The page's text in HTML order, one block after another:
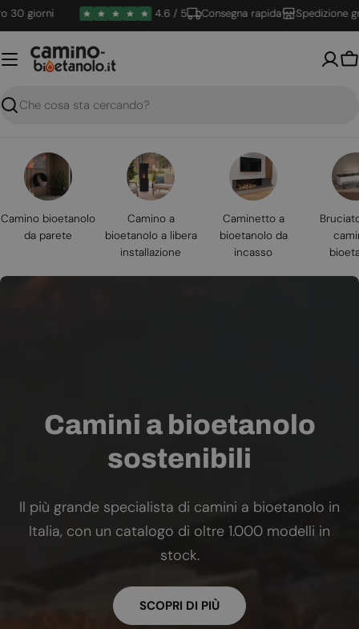
Vai
al
contenuto
giorni 4.6 / 5 Consegna rapida Spedizione
Ricerca
Camino bioetanolo
da parete
Camino a
bioetanolo a libera
installazione
Caminetto a
bioetanolo da
incasso
Camini a bioetanolo
sostenibili
Il più grande specialista di camini a bioetanolo in
Italia, con un catalogo di oltre 1.000 modelli in
stock.
SCOPRI DI PIÙ